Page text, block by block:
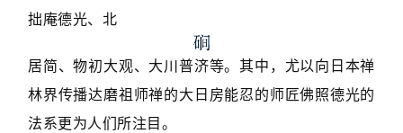
拙庵德光、北
居简、物初大观、大川普济等。其中，尤以向日本禅
林界传播达磨祖师禅的大日房能忍的师匠佛照德光的
法系更为人们所注目。